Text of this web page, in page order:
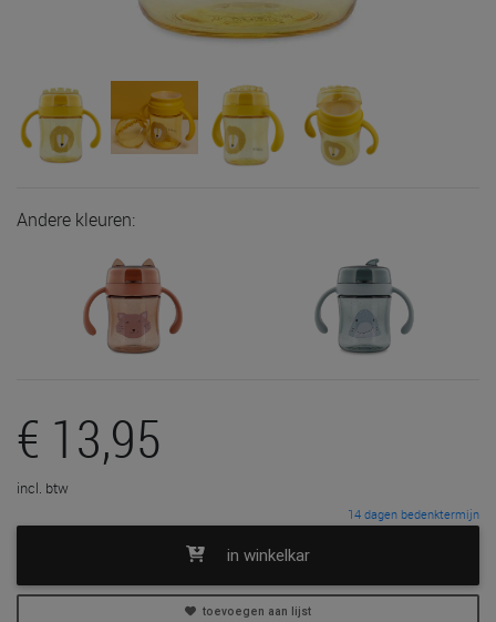
Andere kleuren:
€ 13,95
incl. btw
14 dagen bedenktermijn
in winkelkar
toevoegen aan lijst